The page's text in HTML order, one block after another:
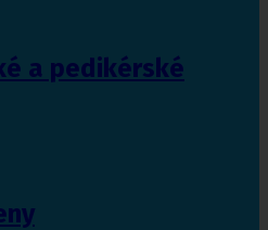
a pedikérské